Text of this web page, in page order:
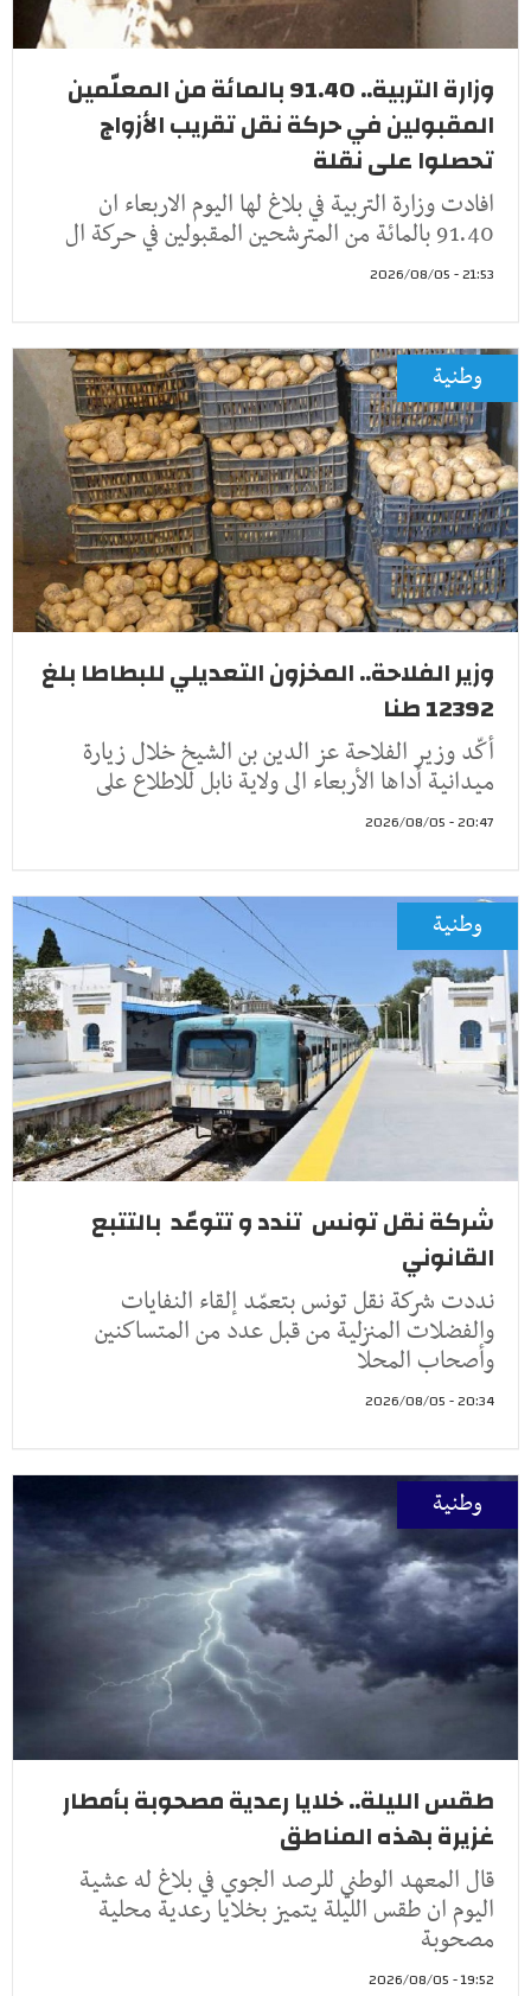
وزارة التربية.. 91.40 بالمائة من المعلّمين
المقبولين في حركة نقل تقريب الأزواج
تحصلوا على نقلة
افادت وزارة التربية في بلاغ لها اليوم الاربعاء ان
91.40 بالمائة من المترشحين المقبولين في حركة ال
21:53 - 2026/08/05
وطنية
وزير الفلاحة.. المخزون التعديلي للبطاطا بلغ
12392 طنا
أكّد وزير الفلاحة عز الدين بن الشيخ خلال زيارة
ميدانية أداها الأربعاء الى ولاية نابل للاطلاع على
20:47 - 2026/08/05
وطنية
شركة نقل تونس تندد و تتوعّد بالتتبع
القانوني
نددت شركة نقل تونس بتعمّد إلقاء النفايات
والفضلات المنزلية من قبل عدد من المتساكنين
وأصحاب المحلا
20:34 - 2026/08/05
وطنية
طقس الليلة.. خلايا رعدية مصحوبة بأمطار
غزيرة بهذه المناطق
قال المعهد الوطني للرصد الجوي في بلاغ له عشية
اليوم ان طقس الليلة يتميز بخلايا رعدية محلية
مصحوبة
19:52 - 2026/08/05